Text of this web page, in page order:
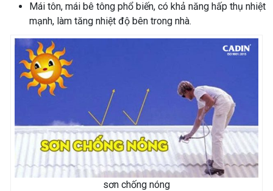
Mái tôn, mái bê tông phổ biến, có khả năng hấp thụ nhiệt
mạnh, làm tăng nhiệt độ bên trong nhà.
sơn chống nóng